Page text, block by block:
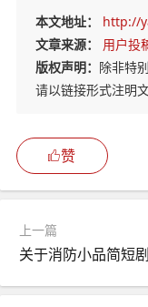
本文地址：
http://
文章来源：
用户投
版权声明： 除非特
请以链接形式注明文
赞
上一篇